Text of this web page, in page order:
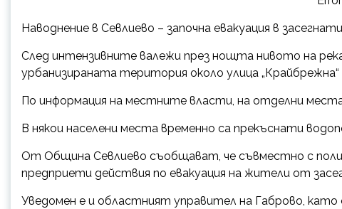
Наводнение в Севлиево – започна евakyaцuя в
След интензивните валежи през нощта нивото на
урбанизираната територия около улица
По информация на местните власти, на отделни
В някои населени места временно са прекъснати
От Община Севлиево съобщават, че съвместно с
предприети действия по евакуацuя на жители от
Уведомен е и областният управител на Габрово,